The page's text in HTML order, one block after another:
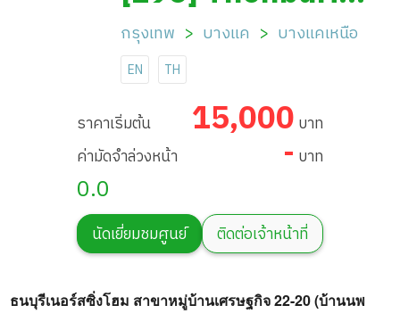
สาขาหมู่บ้าน
เศรษฐกิจ 22-20
(บ้านนพณรงค์)
Nursing Home
Setthakit Village
Branch 22-20
(Ban
Noppanarong)
กรุงเทพ บางแค บางแคเหนือ
EN TH
ราคาเริ่มต้น 15,000 บาท
ค่ามัดจำล่วงหน้า
- บาท
0.0
นัดเยี่ยมชมศูนย์ ติดต่อเจ้าหน้าที่
ธนบุรีเนอร์สซิ่งโฮม สาขาหมู่บ้านเศรษฐกิจ 22-20 (บ้านนพ